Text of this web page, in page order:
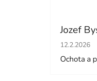
Jozef
12.2.2026
Ochota a